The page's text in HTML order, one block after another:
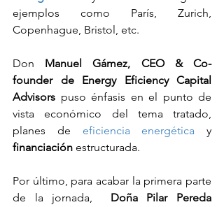
ejemplos como París, Zurich,
Copenhague, Bristol, etc.
Don Manuel Gámez, CEO & Co-
founder de Energy Eficiency Capital
Advisors puso énfasis en el punto de
vista económico del tema tratado,
planes de eficiencia energética
financiación estructurada.
Por último, para acabar la primera parte
de la jornada, Doña Pilar Pereda